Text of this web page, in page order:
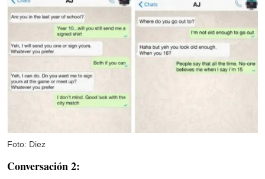
Foto: Diez
Conversación 2: